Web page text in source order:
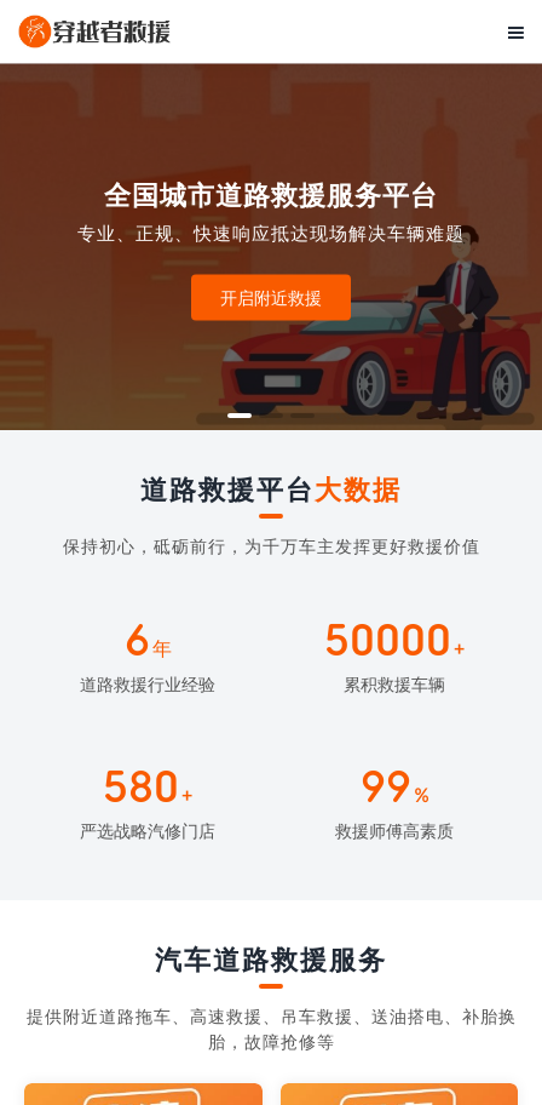

全国城市道路救援服务平台
专业、正规、快速响应抵达现场解决车辆难题
开启附近救援
道路救援平台大数据
保持初心，砥砺前行，为千万车主发挥更好救援价值
6年
道路救援行业经验
50000 +
累积救援车辆
580 +
严选战略汽修门店
99 %
救援师傅高素质
汽车道路救援服务
提供附近道路拖车、高速救援、吊车救援、送油搭电、补胎换
胎，故障抢修等